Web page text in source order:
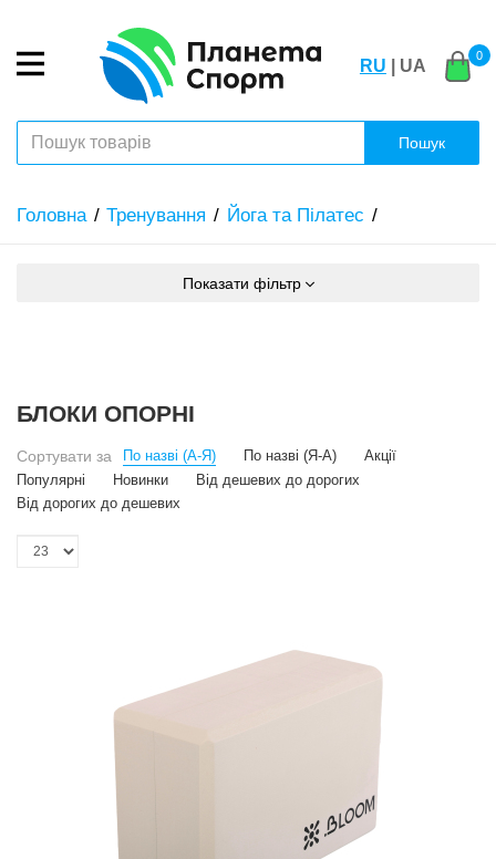
RU | UA
0
Пошук
Головна Тренування Йога та Пілатес
Показати фільтр
БЛОКИ ОПОРНІ
Сортувати за По назві (А-Я) По назві (Я-А)
Акції
Популярні
Новинки
Від дешевих до дорогих
Від дорогих до дешевих